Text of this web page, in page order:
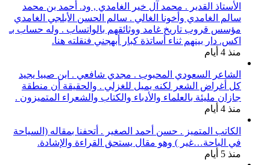
الأستاذ القدير . محمد آل خير الغامدي , ود. أحمد بن محمد
سالم الغامدي وأخونا الغالي . سالم الحسن الأبلجي الغامدي
مؤسس قروب تاريخ غامد ووثائقهم بالواتساب . وله حساب بـ
اكس. دار بينهم ثناء أساتذة كبار أبهجني فنقلته هنا.
منذ 4 أيام
الشاعر السعودي المحبوب . مجدي شافعي . ابن صبيا يجيد
كل أغراض الشعر لكنه يميل للغزلي . والحقيقة أن منطقة
جازان مليئة بالعلماء والأدباء والكتاب والشعراء المتميزون .
منذ 4 أيام
الكاتب المتميز . حسن أحمد الصغير . أتحفنا بمقاله (السياحة
في الباحة…غير ) وهو مقال يستحق القراءة والإشادة.
منذ 5 أيام